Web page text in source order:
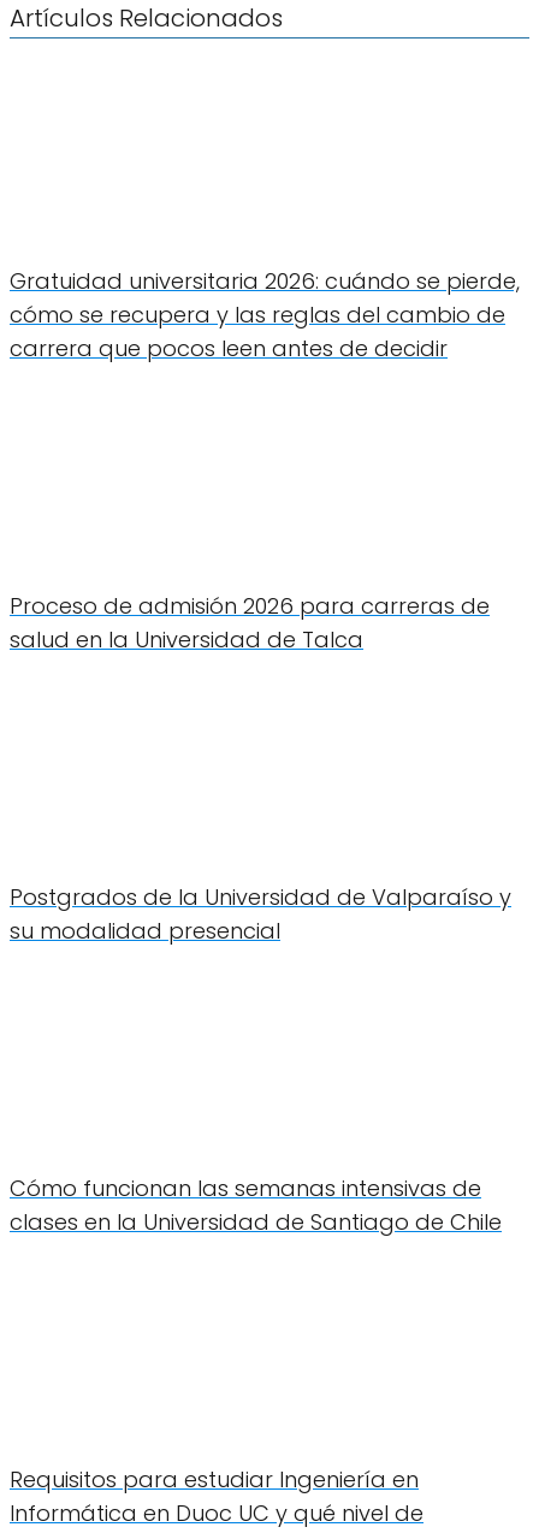
Artículos Relacionados
Gratuidad universitaria 2026: cuándo se pierde,
cómo se recupera y las reglas del cambio de
carrera que pocos leen antes de decidir
Proceso de admisión 2026 para carreras de
salud en la Universidad de Talca
Postgrados de la Universidad de Valparaíso y
su modalidad presencial
Cómo funcionan las semanas intensivas de
clases en la Universidad de Santiago de Chile
Requisitos para estudiar Ingeniería en
Informática en Duoc UC y qué nivel de